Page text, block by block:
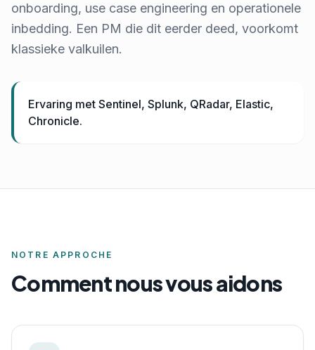
onboarding, use case engineering en operationele
inbedding. Een PM die dit eerder deed, voorkomt
klassieke valkuilen.
Ervaring met Sentinel, Splunk, QRadar, Elastic,
Chronicle.
NOTRE APPROCHE
Comment nous vous aidons